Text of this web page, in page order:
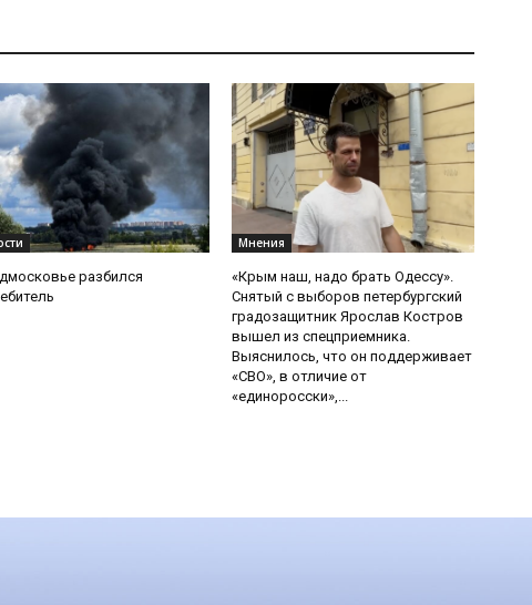
разбился
Мнения
«Крым наш, надо брать Одессу».
Снятый с выборов петербургский
градозащитник Ярослав Костров
вышел из спецприемника.
Выяснилось, что он поддерживает
«СВО», в отличие от
«единоросски»,...